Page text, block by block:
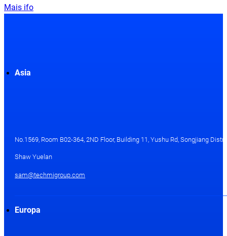
Mais ifo
Asia
No.1569, Room B02-364, 2ND Floor, Building 11, Yushu Rd, Songjiang
Shaw Yuelan
sam@techmigroup.com
Europa